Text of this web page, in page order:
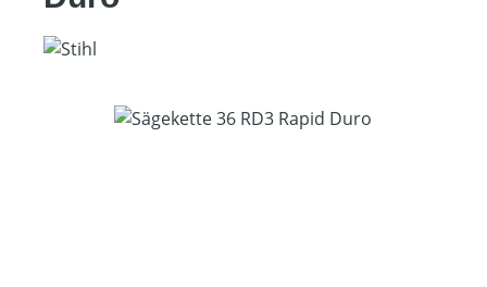
Bildergalerie überspringen